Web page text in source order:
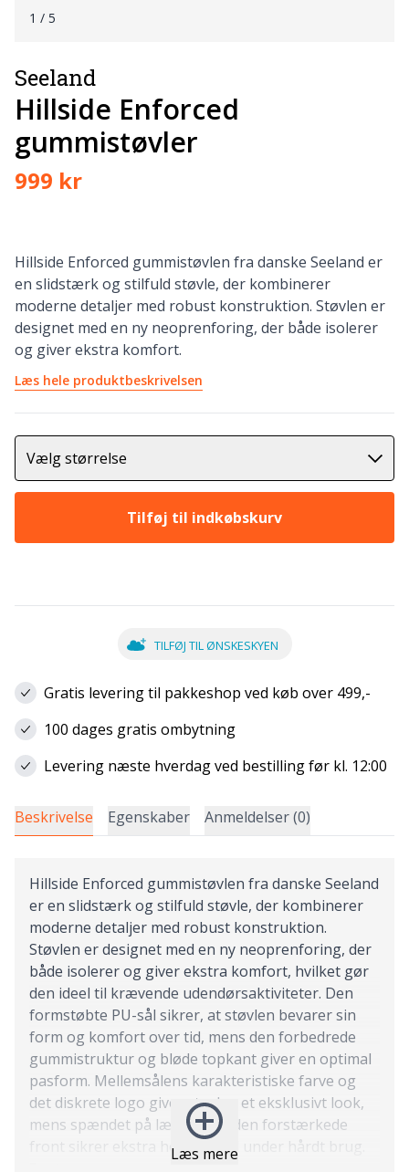
1 / 5
Seeland
Hillside Enforced
gummistøvler
999 kr
Hillside Enforced gummistøvlen fra danske Seeland er
en slidstærk og stilfuld støvle, der kombinerer
moderne detaljer med robust konstruktion. Støvlen er
designet med en ny neoprenforing, der både isolerer
og giver ekstra komfort.
Læs hele produktbeskrivelsen
Vælg størrelse
Tilføj til indkøbskurv
TILFØJ TIL ØNSKESKYEN
Gratis levering til pakkeshop ved køb over 499,-
100 dages gratis ombytning
Levering næste hverdag ved bestilling før kl. 12:00
Beskrivelse Egenskaber Anmeldelser (0)
Læs mere
Hillside Enforced gummistøvlen fra danske Seeland
er en slidstærk og stilfuld støvle, der kombinerer
moderne detaljer med robust konstruktion.
Støvlen er designet med en ny neoprenforing, der
både isolerer og giver ekstra komfort, hvilket gør
den ideel til krævende udendørsaktiviteter. Den
formstøbte PU-sål sikrer, at støvlen bevarer sin
form og komfort over tid, mens den forbedrede
gummistruktur og bløde topkant giver en optimal
pasform. Mellemsålens karakteristiske farve og
det diskrete logo giver støvlen et eksklusivt look,
mens spændet på læggen og den forstærkede
front sikrer ekstra holdbarhed under hårdt brug.